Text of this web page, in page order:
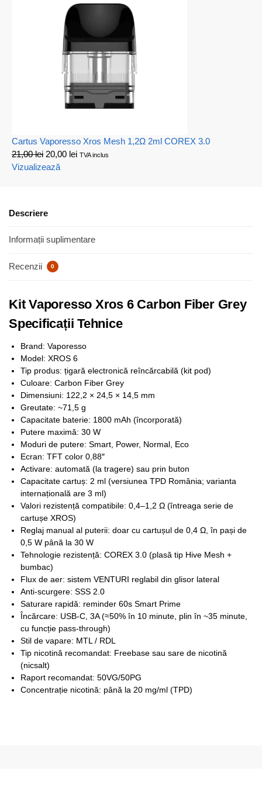
Cartus Vaporesso Xros Mesh 1,2Ω 2ml COREX 3.0
21,00lei 20,00 lei TVA inclus
Vizualizează
Descriere
Informații suplimentare
Recenzii 0
Kit Vaporesso Xros 6 Carbon Fiber Grey
Specificații Tehnice
Brand: Vaporesso
Model: XROS 6
Tip produs: țigară electronică reîncărcabilă (kit pod)
Culoare: Carbon Fiber Grey
Dimensiuni: 122,2 × 24,5 × 14,5 mm
Greutate: ~71,5 g
Capacitate baterie: 1800 mAh (încorporată)
Putere maximă: 30 W
Moduri de putere: Smart, Power, Normal, Eco
Ecran: TFT color 0,88″
Activare: automată (la tragere) sau prin buton
Capacitate cartuș: 2 ml (versiunea TPD România; varianta
internațională are 3 ml)
Valori rezistență compatibile: 0,4–1,2 Ω (întreaga serie de
cartușe XROS)
Reglaj manual al puterii: doar cu cartușul de 0,4 Ω, în pași de
0,5 W până la 30 W
Tehnologie rezistență: COREX 3.0 (plasă tip Hive Mesh +
bumbac)
Flux de aer: sistem VENTURI reglabil din glisor lateral
Anti-scurgere: SSS 2.0
Saturare rapidă: reminder 60s Smart Prime
Încărcare: USB-C, 3A (≈50% în 10 minute, plin în ~35 minute,
cu funcție pass-through)
Stil de vapare: MTL / RDL
Tip nicotină recomandat: Freebase sau sare de nicotină
(nicsalt)
Raport recomandat: 50VG/50PG
Concentrație nicotină: până la 20 mg/ml (TPD)